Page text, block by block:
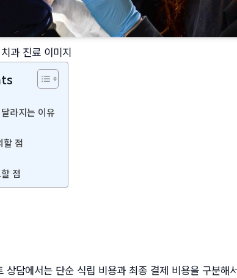
과 진료 이미지
라지는 이유
할 점
점
상담에서는 단순 식립 비용과 최종 결제 비용을 구분해